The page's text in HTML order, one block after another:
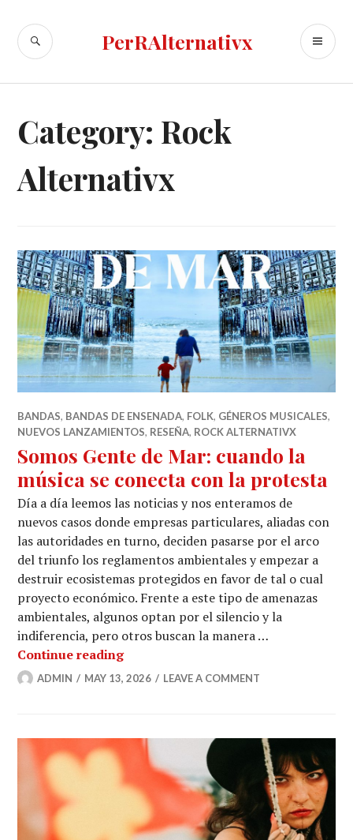
content
PerRAlternativx
SEARCH
Category: Rock
Alternativx
BANDAS, BANDAS DE ENSENADA, FOLK, GÉNEROS MUSICALES,
NUEVOS LANZAMIENTOS, RESEÑA, ROCK ALTERNATIVX
Somos Gente de Mar: cuando la
música se conecta con la protesta
Día a día leemos las noticias y nos enteramos de
nuevos casos donde empresas particulares, aliadas con
las autoridades en turno, deciden pasarse por el arco
del triunfo los reglamentos ambientales y empezar a
destruir ecosistemas protegidos en favor de tal o cual
proyecto económico. Frente a este tipo de amenazas
ambientales, algunos optan por el silencio y la
indiferencia, pero otros buscan la manera …
Continue readingSomos Gente de Mar: cuando la
ADMIN MAY 13, 2026 LEAVE A COMMENT